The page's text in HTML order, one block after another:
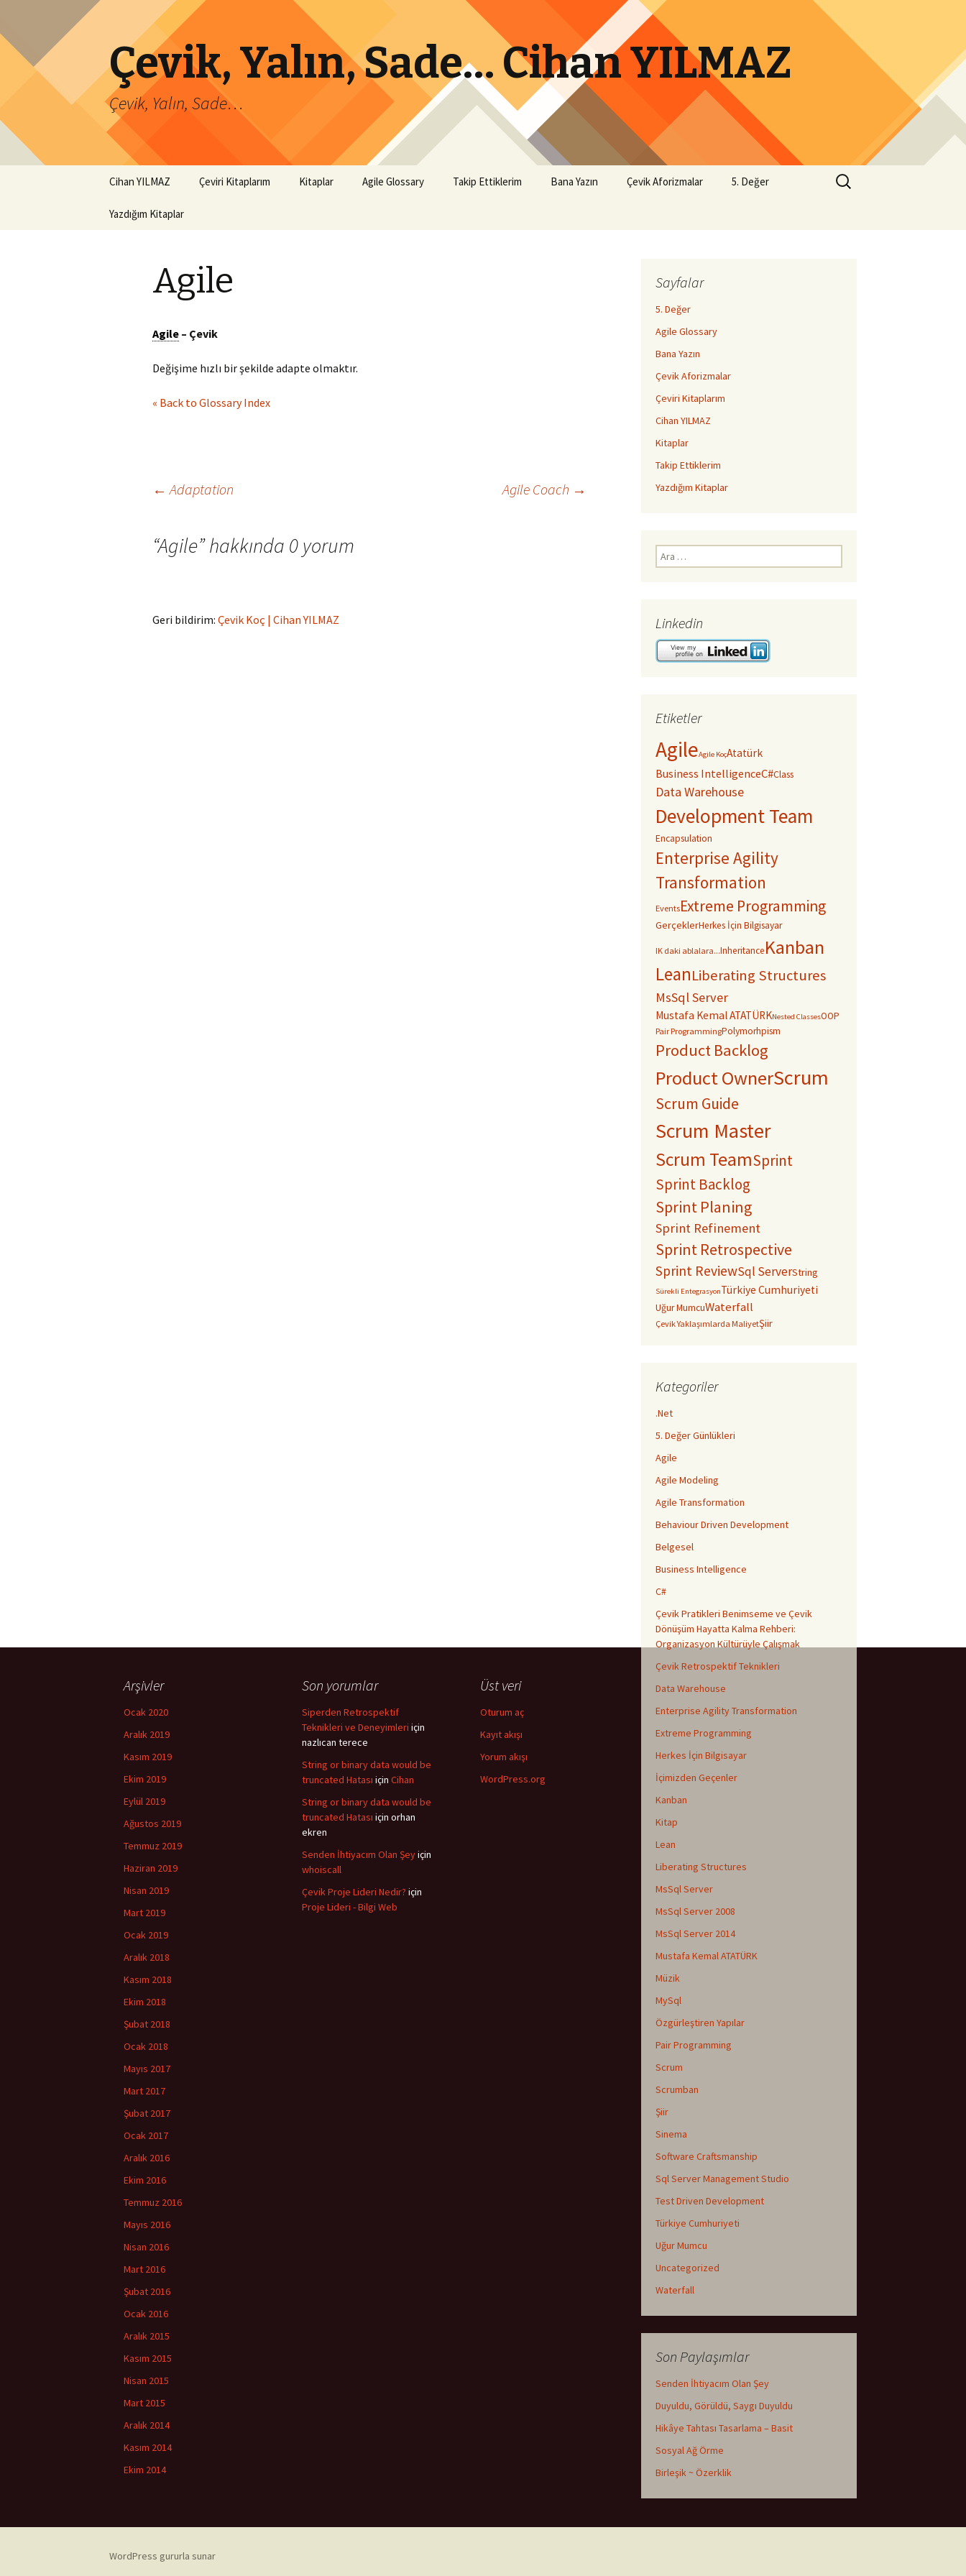
Çevik, Yalın, Sade… Cihan YILMAZ
Çevik, Yalın, Sade…
Cihan YILMAZ Çeviri Kitaplarım Kitaplar Agile Glossary Takip Ettiklerim Bana Yazın Çevik Aforizmalar 5. Değer
Yazdığım Kitaplar
Arama:
Agile
Agile – Çevik
Değişime hızlı bir şekilde adapte olmaktır.
« Back to Glossary Index
← Adaptation Agile Coach →
“Agile” hakkında 0 yorum
Geri bildirim: Çevik Koç | Cihan YILMAZ
Sayfalar
5. Değer
Agile Glossary
Bana Yazın
Çevik Aforizmalar
Çeviri Kitaplarım
Cihan YILMAZ
Kitaplar
Takip Ettiklerim
Yazdığım Kitaplar
Arama:
Linkedin
Etiketler
AgileAgile KoçAtatürk
Business IntelligenceC#Class
Data Warehouse
Development Team
Encapsulation
Enterprise Agility
Transformation
EventsExtreme Programming
GerçeklerHerkes İçin Bilgisayar
IK daki ablalara...InheritanceKanban
LeanLiberating Structures
MsSql Server
Mustafa Kemal ATATÜRKNested ClassesOOP
Pair ProgrammingPolymorhpism
Product Backlog
Product OwnerScrum
Scrum Guide
Scrum Master
Scrum TeamSprint
Sprint Backlog
Sprint Planing
Sprint Refinement
Sprint Retrospective
Sprint ReviewSql ServerString
Sürekli EntegrasyonTürkiye Cumhuriyeti
Uğur MumcuWaterfall
Çevik Yaklaşımlarda MaliyetŞiir
Kategoriler
.Net
5. Değer Günlükleri
Agile
Agile Modeling
Agile Transformation
Behaviour Driven Development
Belgesel
Business Intelligence
C#
Çevik Pratikleri Benimseme ve Çevik
Dönüşüm Hayatta Kalma Rehberi:
Organizasyon Kültürüyle Çalışmak
Çevik Retrospektif Teknikleri
Data Warehouse
Enterprise Agility Transformation
Extreme Programming
Herkes İçin Bilgisayar
İçimizden Geçenler
Kanban
Kitap
Lean
Liberating Structures
MsSql Server
MsSql Server 2008
MsSql Server 2014
Mustafa Kemal ATATÜRK
Müzik
MySql
Özgürleştiren Yapılar
Pair Programming
Scrum
Scrumban
Şiir
Sinema
Software Craftsmanship
Sql Server Management Studio
Test Driven Development
Türkiye Cumhuriyeti
Uğur Mumcu
Uncategorized
Waterfall
Son Paylaşımlar
Senden İhtiyacım Olan Şey
Duyuldu, Görüldü, Saygı Duyuldu
Hikâye Tahtası Tasarlama – Basit
Sosyal Ağ Örme
Birleşik ~ Özerklik
Arşivler
Ocak 2020
Aralık 2019
Kasım 2019
Ekim 2019
Eylül 2019
Ağustos 2019
Temmuz 2019
Haziran 2019
Nisan 2019
Mart 2019
Ocak 2019
Aralık 2018
Kasım 2018
Ekim 2018
Şubat 2018
Ocak 2018
Mayıs 2017
Mart 2017
Şubat 2017
Ocak 2017
Aralık 2016
Ekim 2016
Temmuz 2016
Mayıs 2016
Nisan 2016
Mart 2016
Şubat 2016
Ocak 2016
Aralık 2015
Kasım 2015
Nisan 2015
Mart 2015
Aralık 2014
Kasım 2014
Ekim 2014
Son yorumlar
Siperden Retrospektif
Teknikleri ve Deneyimleri için
nazlıcan terece
String or binary data would be
truncated Hatası için Cihan
String or binary data would be
truncated Hatası için orhan
ekren
Senden İhtiyacım Olan Şeyiçin
whoiscall
Çevik Proje Lideri Nedir? için
Proje Lideri - Bilgi Web
Üst veri
Oturum aç
Kayıt akışı
Yorum akışı
WordPress.org
WordPress gururla sunar